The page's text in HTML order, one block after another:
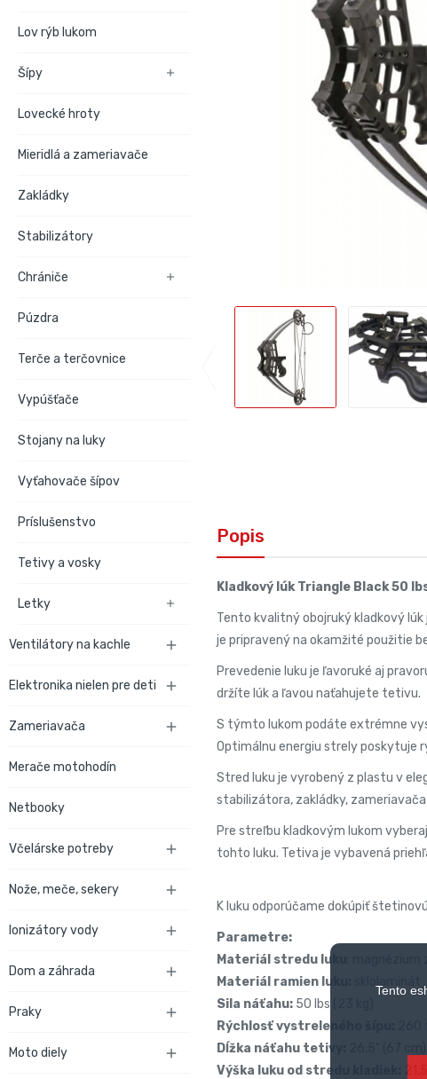
Tento
Lov rýb lukom
Šípy 
Lovecké hroty
Mieridlá a zameriavače
Zakládky
Stabilizátory
Chrániče 
Púzdra
Terče a terčovnice
Vypúšťače
Stojany na luky
Vyťahovače šípov
Príslušenstvo
Tetivy a vosky
Letky 
Ventilátory na kachle 
Elektronika nielen pre deti 
Zameriavača 
Merače motohodín
Netbooky
Včelárske potreby 
Nože, meče, sekery 
Ionizátory vody 
Dom a záhrada 
Praky 
Moto diely 
Popis
Kladkový lúk Triangle Black 50
Tento kvalitný obojruký kladkový
je pripravený na okamžité použitie
Prevedenie luku je ľavoruké aj
držíte lúk a ľavou naťahujete tetivu.
S týmto lukom podáte extrémne
Optimálnu energiu strely poskytuje
Stred luku je vyrobený z plastu v
stabilizátora, zakládky,
Pre streľbu kladkovým lukom
tohto luku. Tetiva je vybavená
K luku odporúčame dokúpiť
Parametre:
Materiál stredu luku
Materiál ramien luku:
Sila náťahu: 50 lbs (23 kg)
Rýchlosť vystreleného šípu:
Dĺžka náťahu tetivy:
Výška luku od stredu kladiek: